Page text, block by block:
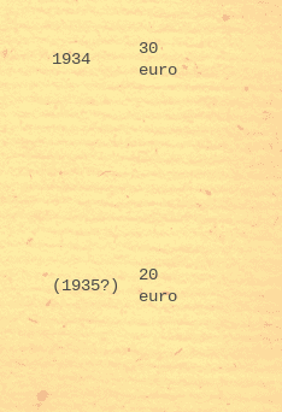
1934
30
euro
(1935?)
20
euro